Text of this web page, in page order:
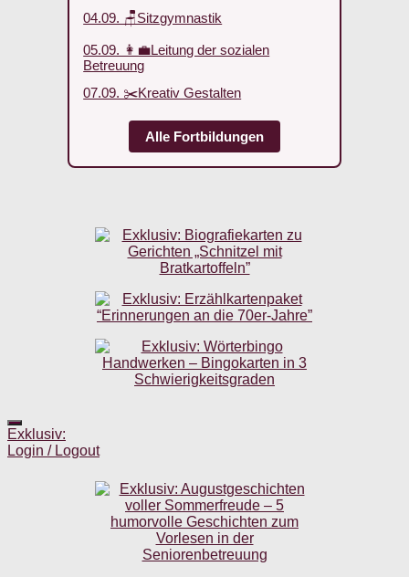
04.09. 🪑Sitzgymnastik
05.09. 👩‍💼Leitung der sozialen
Betreuung
07.09. ✂️Kreativ Gestalten
Alle Fortbildungen
Exklusiv:
Login / Logout